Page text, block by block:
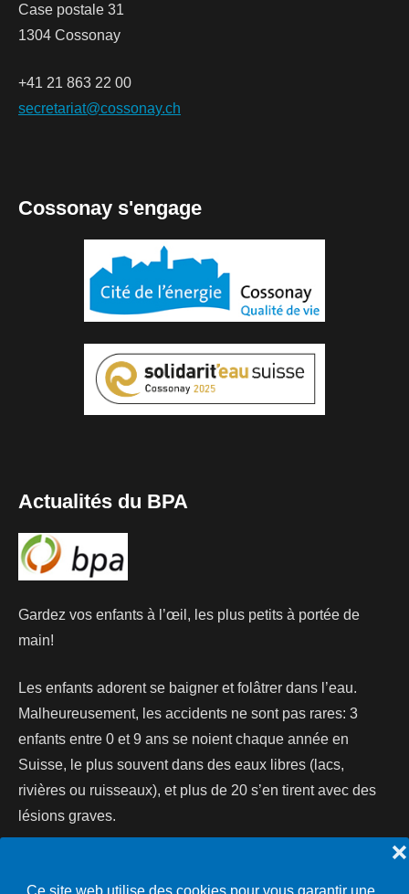
❌
Case postale 31
1304 Cossonay
+41 21 863 22 00
secretariat@cossonay.ch
Cossonay s'engage
Actualités du BPA
Gardez vos enfants à l’œil, les plus petits à portée de
main!
Les enfants adorent se baigner et folâtrer dans l’eau.
Malheureusement, les accidents ne sont pas rares: 3
enfants entre 0 et 9 ans se noient chaque année en
Suisse, le plus souvent dans des eaux libres (lacs,
rivières ou ruisseaux), et plus de 20 s’en tirent avec des
lésions graves.